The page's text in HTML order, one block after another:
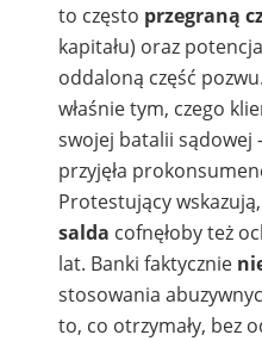
to często przegraną
kapitału) oraz
oddaloną część
właśnie tym, czego
swojej batalii sądowej
przyjęła
Protestujący
salda cofnęłoby też
lat. Banki faktycznie
stosowania
to, co otrzymały, bez